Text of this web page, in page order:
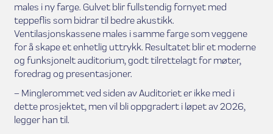
males i ny farge. Gulvet blir fullstendig fornyet med
teppeflis som bidrar til bedre akustikk.
Ventilasjonskassene males i samme farge som veggene
for å skape et enhetlig uttrykk. Resultatet blir et moderne
og funksjonelt auditorium, godt tilrettelagt for møter,
foredrag og presentasjoner.
– Minglerommet ved siden av Auditoriet er ikke med i
dette prosjektet, men vil bli oppgradert i løpet av 2026,
legger han til.